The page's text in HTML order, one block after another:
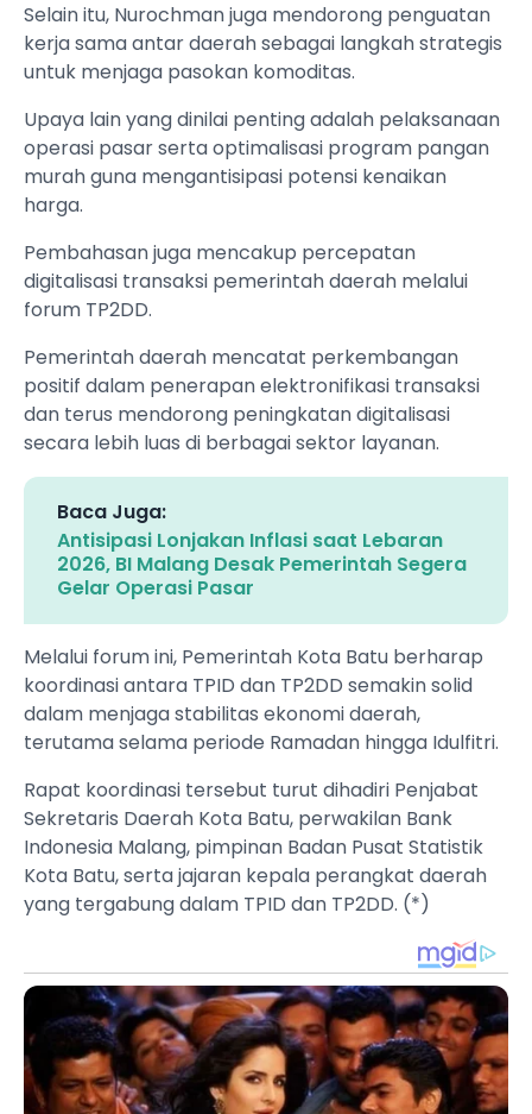
Selain itu, Nurochman juga mendorong penguatan
kerja sama antar daerah sebagai langkah strategis
untuk menjaga pasokan komoditas.
Upaya lain yang dinilai penting adalah pelaksanaan
operasi pasar serta optimalisasi program pangan
murah guna mengantisipasi potensi kenaikan
harga.
Pembahasan juga mencakup percepatan
digitalisasi transaksi pemerintah daerah melalui
forum TP2DD.
Pemerintah daerah mencatat perkembangan
positif dalam penerapan elektronifikasi transaksi
dan terus mendorong peningkatan digitalisasi
secara lebih luas di berbagai sektor layanan.
Baca Juga:
Antisipasi Lonjakan Inflasi saat Lebaran
2026, BI Malang Desak Pemerintah Segera
Gelar Operasi Pasar
Melalui forum ini, Pemerintah Kota Batu berharap
koordinasi antara TPID dan TP2DD semakin solid
dalam menjaga stabilitas ekonomi daerah,
terutama selama periode Ramadan hingga Idulfitri.
Rapat koordinasi tersebut turut dihadiri Penjabat
Sekretaris Daerah Kota Batu, perwakilan Bank
Indonesia Malang, pimpinan Badan Pusat Statistik
Kota Batu, serta jajaran kepala perangkat daerah
yang tergabung dalam TPID dan TP2DD. (*)